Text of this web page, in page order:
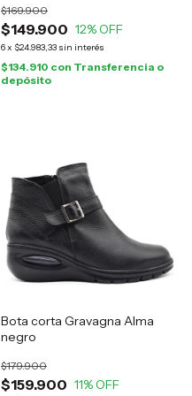
$149.900
$169.900
12% OFF
6x $24.983,33 sin interés
$134.910 con Transferencia o
depósito
Bota corta Gravagna Alma
negro
$159.900
$179.900
11% OFF